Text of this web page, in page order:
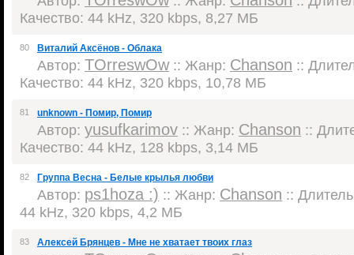
Качество: 44 kHz, 320 kbps, 8,27 МБ
80 Виталий Аксёнов - Облака
Автор: TOrreswOw:: Жанр: Chanson ::
Качество: 44 kHz, 320 kbps, 10,78 МБ
81 unknown - Помир, Помир
Автор: yusufkarimov :: Жанр: Chanson ::
Качество: 44 kHz, 128 kbps, 3,14 МБ
82 Группа Весна - Белые крылья любви
Автор: ps1hoza :) :: Жанр: Chanson ::
44 kHz, 320 kbps, 4,2 МБ
83 Алексей Брянцев - Мне не хватает твоих глаз